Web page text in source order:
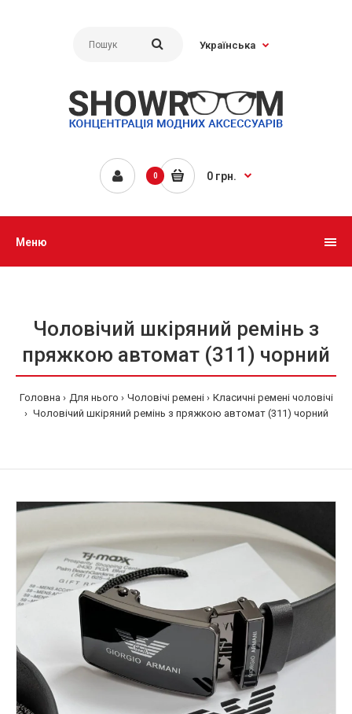
Українська
0 0 грн.
Меню
Чоловічий шкіряний ремінь з
пряжкою автомат (311) чорний
Головна Для нього Чоловічі ремені
Класичні ремені чоловічі
Чоловічий шкіряний ремінь з пряжкою автомат (311) чорний